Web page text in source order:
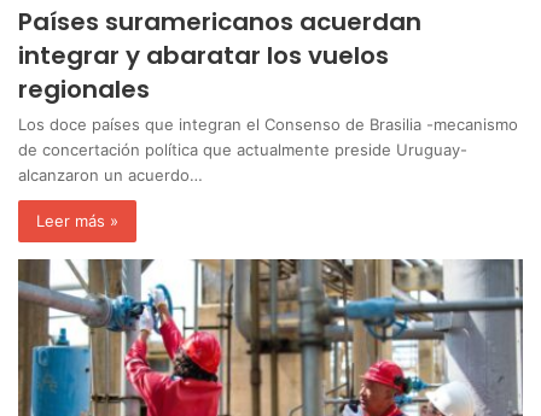
Países suramericanos acuerdan
integrar y abaratar los vuelos
regionales
Los doce países que integran el Consenso de Brasilia -mecanismo
de concertación política que actualmente preside Uruguay-
alcanzaron un acuerdo…
Leer más »